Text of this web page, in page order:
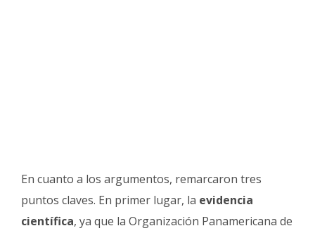
En cuanto a los argumentos, remarcaron tres
puntos claves. En primer lugar, la evidencia
científica, ya que la Organización Panamericana de